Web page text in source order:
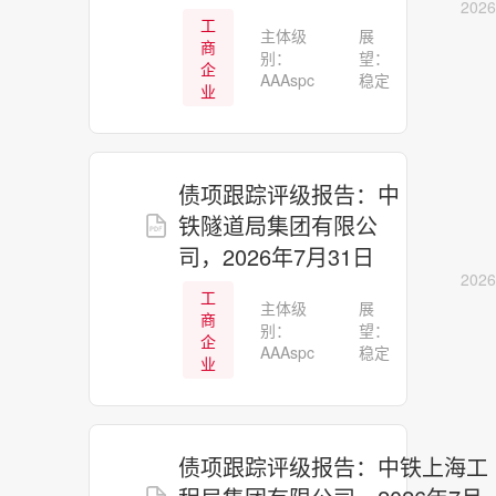
工
商
企
业
主体级
别：
AAAspc
展
望：
稳定
债项跟踪评级报告：中
铁隧道局集团有限公
司，2026年7月31日
工
商
企
业
主体级
别：
AAAspc
展
望：
稳定
债项跟踪评级报告：中铁上海工